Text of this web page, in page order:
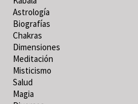
Astrología
Biografías
Chakras
Dimensiones
Meditación
Misticismo
Salud
Magia